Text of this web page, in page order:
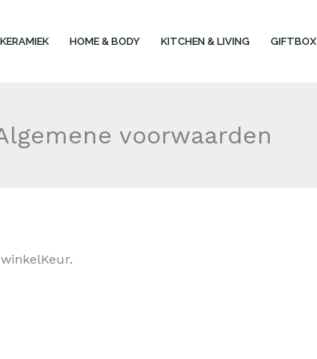
KERAMIEK HOME & BODY KITCHEN & LIVING GIFTBOX
voorwaarden